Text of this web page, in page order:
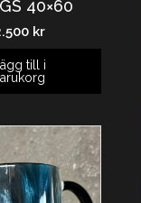
40×60
kr
till i